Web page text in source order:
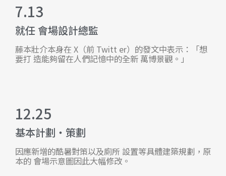
7.13
就任 會場設計總監
藤本壯介本身在 X（前 Twitt er）的發文中表示：「想
要打 造能夠留在人們記憶中的全新 萬博景觀。」
12.25
基本計劃・策劃
因應新增的酷暑對策以及廁所 設置等具體建築規劃，原
本的 會場示意圖因此大幅修改。